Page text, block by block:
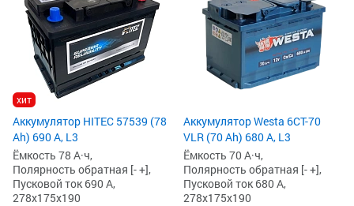
хит
Аккумулятор HITEC 57539 (78
Ah) 690 А, L3
Ёмкость 78 А·ч,
Полярность обратная [- +],
Пусковой ток 690 А,
278x175x190
Аккумулятор Westa 6СТ-70
VLR (70 Ah) 680 А, L3
Ёмкость 70 А·ч,
Полярность обратная [- +],
Пусковой ток 680 А,
278x175x190